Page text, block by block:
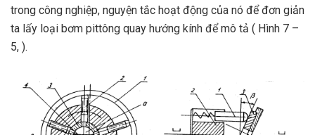
trong công nghiệp, nguyện tắc hoạt động của nó để đơn giản
ta lấy loại bơm pittông quay hướng kính để mô tả ( Hình 7 –
5, ).